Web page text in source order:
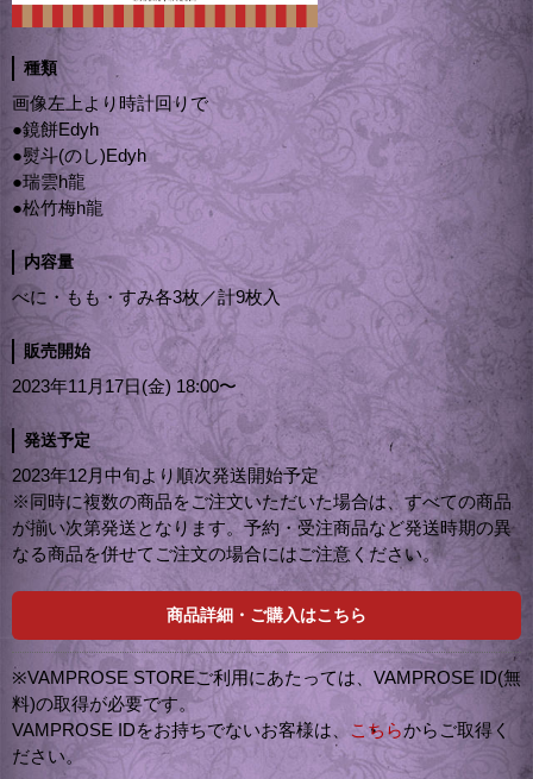
種類
画像左上より時計回りで
●鏡餅Edyh
●熨斗(のし)Edyh
●瑞雲h龍
●松竹梅h龍
内容量
べに・もも・すみ各3枚／計9枚入
販売開始
2023年11月17日(金) 18:00〜
発送予定
2023年12月中旬より順次発送開始予定
※同時に複数の商品をご注文いただいた場合は、すべての商品
が揃い次第発送となります。予約・受注商品など発送時期の異
なる商品を併せてご注文の場合にはご注意ください。
商品詳細・ご購入はこちら
※VAMPROSE STOREご利用にあたっては、VAMPROSE ID(無
料)の取得が必要です。
VAMPROSE IDをお持ちでないお客様は、 こちらからご取得く
ださい。